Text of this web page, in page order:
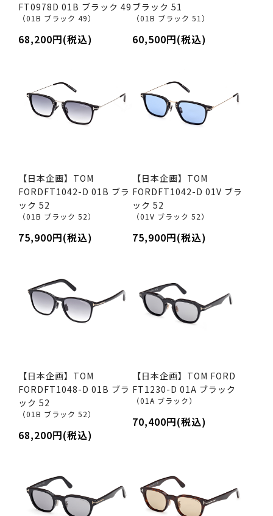
FT0978D 01B ブラック 49
（01B ブラック 49）
68,200円(税込)
ブラック 51
（01B ブラック 51）
60,500円(税込)
【日本企画】TOM
FORDFT1042-D 01B ブラ
ック 52
（01B ブラック 52）
75,900円(税込)
【日本企画】TOM
FORDFT1042-D 01V ブラ
ック 52
（01V ブラック 52）
75,900円(税込)
【日本企画】TOM
FORDFT1048-D 01B ブラ
ック 52
（01B ブラック 52）
68,200円(税込)
【日本企画】TOM FORD
FT1230-D 01A ブラック
（01A ブラック）
70,400円(税込)